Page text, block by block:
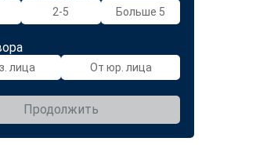
2-5 Больше 5
лица От юр. лица
Продолжить